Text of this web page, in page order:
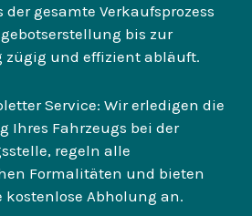
der gesamte Verkaufsprozess
bis zur
zügig und effizient abläuft.
Service: Wir erledigen die
Ihres Fahrzeugs bei der
regeln alle
Formalitäten und bieten
kostenlose Abholung an.